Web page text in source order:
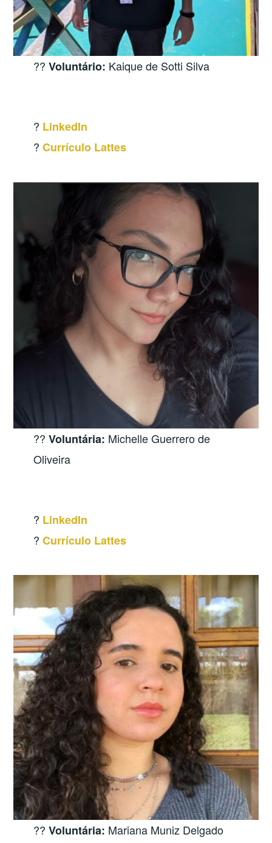
?‍? Voluntário: Kaique de Sotti Silva
? LinkedIn
? Currículo Lattes
?‍? Voluntária: Michelle Guerrero de
Oliveira
? LinkedIn
? Currículo Lattes
?‍? Voluntária: Mariana Muniz Delgado